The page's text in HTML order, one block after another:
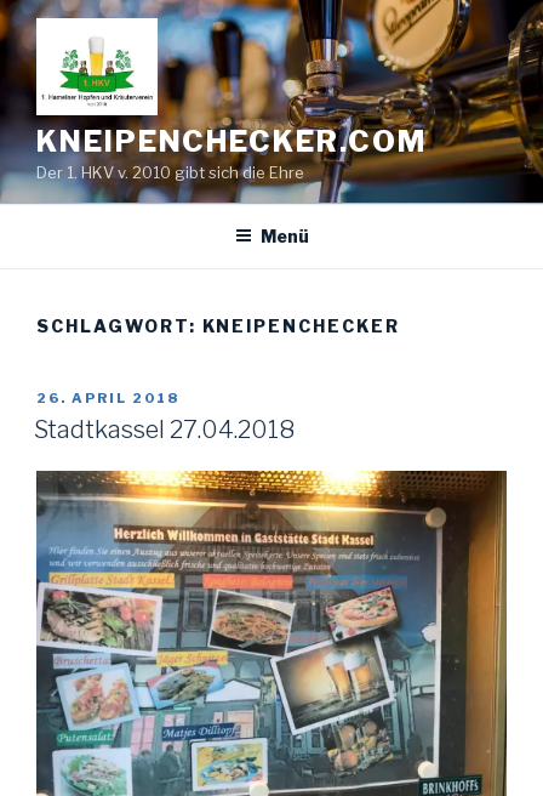
Zum
Inhalt
springen
KNEIPENCHECKER.COM
Der 1. HKV v. 2010 gibt sich die Ehre
Menü
SCHLAGWORT: KNEIPENCHECKER
VERÖFFENTLICHT
AM
26. APRIL 2018
Stadtkassel 27.04.2018